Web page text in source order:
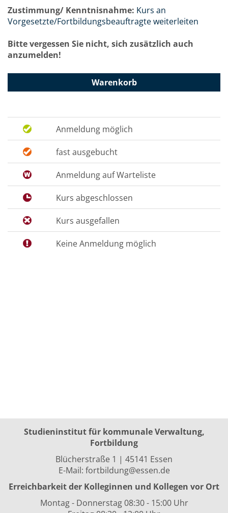
Zustimmung/ Kenntnisnahme: Kurs an
Vorgesetzte/Fortbildungsbeauftragte weiterleiten
Bitte vergessen Sie nicht, sich zusätzlich auch
anzumelden!
Warenkorb
Anmeldung möglich
fast ausgebucht
Anmeldung auf Warteliste
Kurs abgeschlossen
Kurs ausgefallen
Keine Anmeldung möglich
Studieninstitut für kommunale Verwaltung,
Fortbildung
Blücherstraße 1 | 45141 Essen
E-Mail: fortbildung@essen.de
Erreichbarkeit der Kolleginnen und Kollegen vor Ort
Montag - Donnerstag 08:30 - 15:00 Uhr